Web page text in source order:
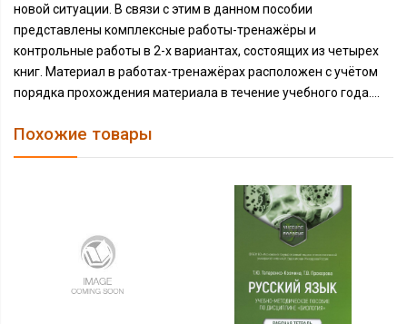
новой ситуации. В связи с этим в данном пособии
представлены комплексные работы-тренажёры и
контрольные работы в 2-х вариантах, состоящих из четырех
книг. Материал в работах-тренажёрах расположен с учётом
порядка прохождения материала в течение учебного года....
Похожие товары